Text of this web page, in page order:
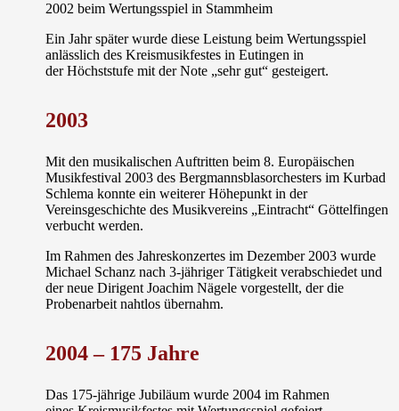
2002 beim Wertungsspiel in Stammheim
Ein Jahr später wurde diese Leistung beim Wertungsspiel
anlässlich des Kreismusikfestes in Eutingen in
derHöchststufe mit der Note „sehr gut“ gesteigert.
2003
Mit den musikalischen Auftritten beim 8. Europäischen
Musikfestival 2003 des Bergmannsblasorchesters imKurbad
Schlema konnte ein weiterer Höhepunkt in der
Vereinsgeschichte des Musikvereins „Eintracht“ Göttelfingen
verbucht werden.
Im Rahmen des Jahreskonzertes im Dezember 2003 wurde
Michael Schanz nach 3-jähriger Tätigkeit verabschiedet und
der neue DirigentJoachim Nägele vorgestellt, der die
Probenarbeit nahtlos übernahm.
2004 – 175 Jahre
Das 175-jährige Jubiläum wurde 2004 im Rahmen